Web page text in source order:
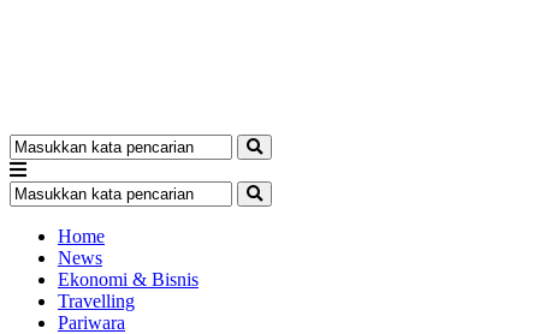
Home
News
Ekonomi & Bisnis
Travelling
Pariwara